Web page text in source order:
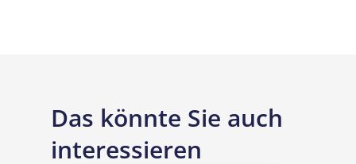
Das könnte Sie auch
interessieren